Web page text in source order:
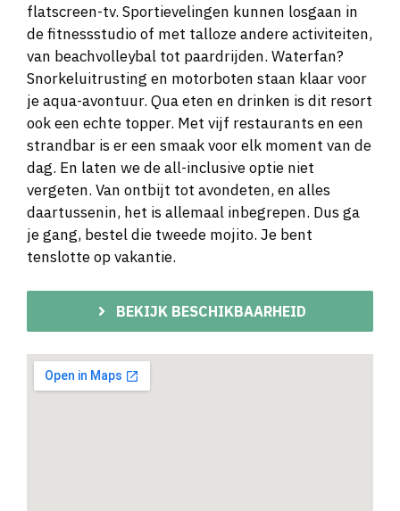
flatscreen-tv. Sportievelingen kunnen losgaan in
de fitnessstudio of met talloze andere activiteiten,
van beachvolleybal tot paardrijden. Waterfan?
Snorkeluitrusting en motorboten staan klaar voor
je aqua-avontuur. Qua eten en drinken is dit resort
ook een echte topper. Met vijf restaurants en een
strandbar is er een smaak voor elk moment van de
dag. En laten we de all-inclusive optie niet
vergeten. Van ontbijt tot avondeten, en alles
daartussenin, het is allemaal inbegrepen. Dus ga
je gang, bestel die tweede mojito. Je bent
tenslotte op vakantie.
BEKIJK BESCHIKBAARHEID